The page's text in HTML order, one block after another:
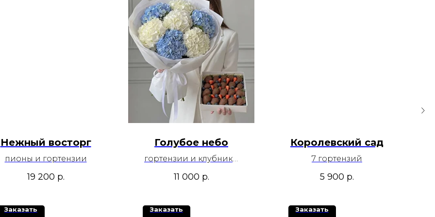
Нежный восторг
пионы и гортензии
19 200 р.
Заказать
Голубое небо
гортензии и клубника:
11 000 р.
Заказать
Королевский сад
7 гортензий
5 900 р.
Заказать